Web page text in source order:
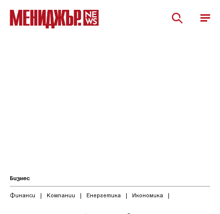
Бизнес
Финанси | Компании | Енергетика | Икономика |